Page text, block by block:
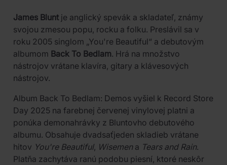
James Blunt je anglický spevák a skladateľ, známy
svojou zmesou popu, rocku a folku. Preslávil sa v
roku 2005 singlom „You're Beautiful“ a debutovým
albumom Back To Bedlam. Hrá na množstvo
nástrojov vrátane klavíra, gitary a klávesových
nástrojov.
Album Back To Bedlam: Demos vyšiel k Record Store
Day 2025 na farebnej červenej vinylovej platni a
ponúka demonahrávky z Bluntovho debutového
albumu. Obsahuje dvadsaťjeden skladieb vrátane
hitov You're Beautiful, Wisemena Tears and Rain.
Platňa zachytáva ranú podobu piesní, ktoré neskôr